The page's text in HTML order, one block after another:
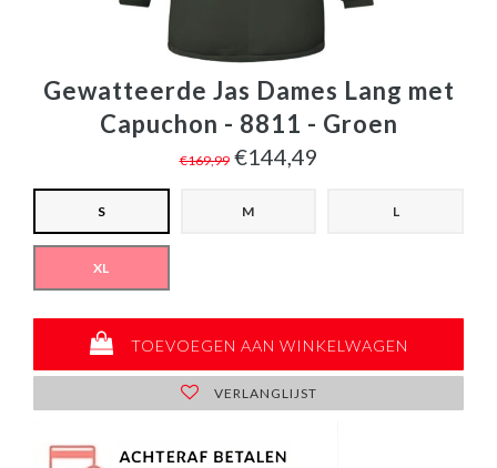
Gewatteerde Jas Dames Lang met
Capuchon - 8811 - Groen
€169,99 €144,49
S M L
XL
TOEVOEGEN AAN WINKELWAGEN
VERLANGLIJST